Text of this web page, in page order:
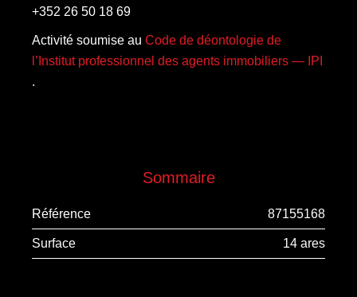
+352 26 50 18 69
Activité soumise au Code de déontologie de
l’Institut professionnel des agents immobiliers — IPI
.
Sommaire
Référence 87155168
Surface 14 ares